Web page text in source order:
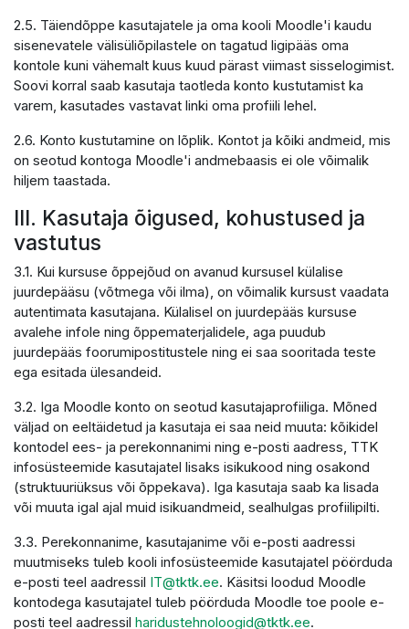
2.5. Täiendõppe kasutajatele ja oma kooli Moodle'i kaudu
sisenevatele välisüliõpilastele on tagatud ligipääs oma
kontole kuni vähemalt kuus kuud pärast viimast sisselogimist.
Soovi korral saab kasutaja taotleda konto kustutamist ka
varem, kasutades vastavat linki oma profiili lehel.
2.6. Konto kustutamine on lõplik. Kontot ja kõiki andmeid, mis
on seotud kontoga Moodle'i andmebaasis ei ole võimalik
hiljem taastada.
III. Kasutaja õigused, kohustused ja
vastutus
3.1. Kui kursuse õppejõud on avanud kursusel külalise
juurdepääsu (võtmega või ilma), on võimalik kursust vaadata
autentimata kasutajana. Külalisel on juurdepääs kursuse
avalehe infole ning õppematerjalidele, aga puudub
juurdepääs foorumipostitustele ning ei saa sooritada teste
ega esitada ülesandeid.
3.2. Iga Moodle konto on seotud kasutajaprofiiliga. Mõned
väljad on eeltäidetud ja kasutaja ei saa neid muuta: kõikidel
kontodel ees- ja perekonnanimi ning e-posti aadress, TTK
infosüsteemide kasutajatel lisaks isikukood ning osakond
(struktuuriüksus või õppekava). Iga kasutaja saab ka lisada
või muuta igal ajal muid isikuandmeid, sealhulgas profiilipilti.
3.3. Perekonnanime, kasutajanime või e-posti aadressi
muutmiseks tuleb kooli infosüsteemide kasutajatel pöörduda
e-posti teel aadressil IT@tktk.ee. Käsitsi loodud Moodle
kontodega kasutajatel tuleb pöörduda Moodle toe poole e-
posti teel aadressil haridustehnoloogid@tktk.ee.